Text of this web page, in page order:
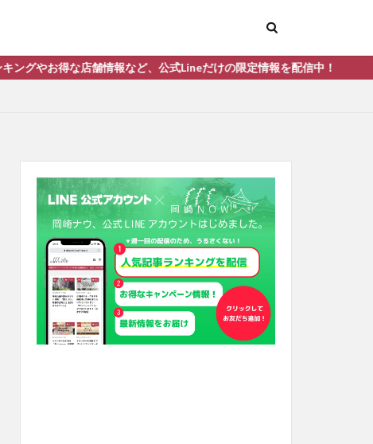
報など、公式Lineだけの限定情報を配信中！